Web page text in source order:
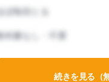
ほぼ毎回とる
教科書なし・不要
続きを見る（